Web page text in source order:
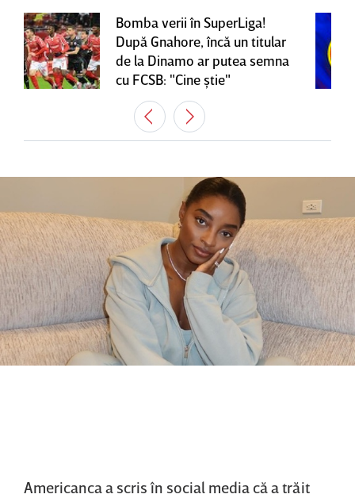
Bomba verii în SuperLiga!
După Gnahore, încă un titular
de la Dinamo ar putea semna
cu FCSB: "Cine ştie"
Americanca a scris în social media că a trăit